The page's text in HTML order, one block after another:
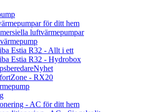
för ditt hem
luftvärmepumpar
Estia R32 - Allt i ett
Estia R32 - Hydrobox
Nyhet
- RX20
- AC för ditt hem